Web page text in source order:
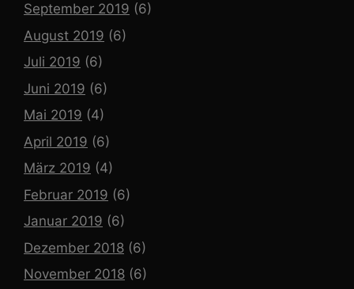
September 2019 (6)
August 2019 (6)
Juli 2019 (6)
Juni 2019 (6)
Mai 2019 (4)
April 2019 (6)
März 2019 (4)
Februar 2019 (6)
Januar 2019 (6)
Dezember 2018 (6)
November 2018 (6)